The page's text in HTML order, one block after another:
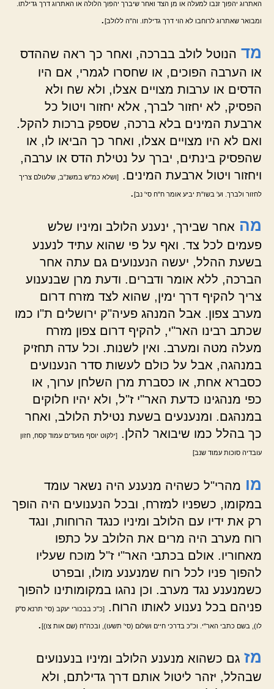
האתרוג יהפוך זנבו למעלה או מן הצד ואחר שיברך יהפוך הלולה או האתרוג דרך גדילתו.
ומבואר שאתרוג לרוחבו לא הוי דרך גדילתו. וה"ה ללולב].
מד הנוטל לולב בברכה, ואחר כך ראה שההדס
או הערבה הפוכים, או שחסרו לגמרי, אם היו
הדסים או ערבות מצויים אצלו, ולא שח ולא
הפסיק, לא יחזור לברך, אלא יחזור ויטול כל
ארבעת המינים בלא ברכה, שספק ברכות להקל.
ואם לא היו מצויים אצלו, ואחר כך הביאו לו, או
שהפסיק בינתים, יברך על נטילת הדס או ערבה,
ויחזור ויטול ארבעת המינים. [ושלא כמ"ש במשנ"ב, שלעולם צריך
לחזור ולברך. וע' בשו"ת יביע אומר ח"ח סי' נב].
מה אחר שבירך, ינענע הלולב ומיניו שלש
פעמים לכל צד. ואף על פי שהוא עתיד לנענע
בשעת ההלל, יעשה הנענועים גם עתה אחר
הברכה, ללא אומר ודברים. ודעת מרן שבנענוע
צריך להקיף דרך ימין, שהוא לצד מזרח דרום
מערב צפון. אבל המנהג פעיה"ק ירושלים ת"ו כמו
שכתב רבינו האר"י, להקיף דרום צפון מזרח
מעלה מטה ומערב. ואין לשנות. וכל עדה תחזיק
במנהגה, אבל על כולם לעשות סדר הנענועים
כסברא אחת, או כסברת מרן השלחן ערוך, או
כפי מנהגינו כדעת האר"י ז"ל, ולא יהיו חלוקים
במנהגם. ומנענעים בשעת נטילת הלולב, ואחר
כך בהלל כמו שיבואר להלן. [ילקוט יוסף מועדים עמוד קסח, חזון
עובדיה סוכות עמוד שנב]
מו מהרי"ל כשהיה מנענע היה נשאר עומד
במקומו, כשפניו למזרח, ובכל הנענועים היה הופך
רק את ידיו עם הלולב ומיניו כנגד הרוחות, ונגד
רוח מערב היה מרים את הלולב על כתפו
מאחוריו. אולם בכתבי האר"י ז"ל מוכח שעליו
להפוך פניו לכל רוח שמנענע מולו, ובפרט
כשמנענע נגד מערב. וכן נהגו במקומותינו להפוך
פניהם בכל נענוע לאותו הרוח. [כ"כ בבכורי יעקב (סי' תרנא ס"ק
לו), בשם כתבי האר"י. וכ"כ בדרכי חיים ושלום (סי' תשעו), ובכה"ח (שם אות צו)].
מז גם כשהוא מנענע הלולב ומיניו בנענועים
שבהלל, יזהר ליטול אותם דרך גדילתם, ולא